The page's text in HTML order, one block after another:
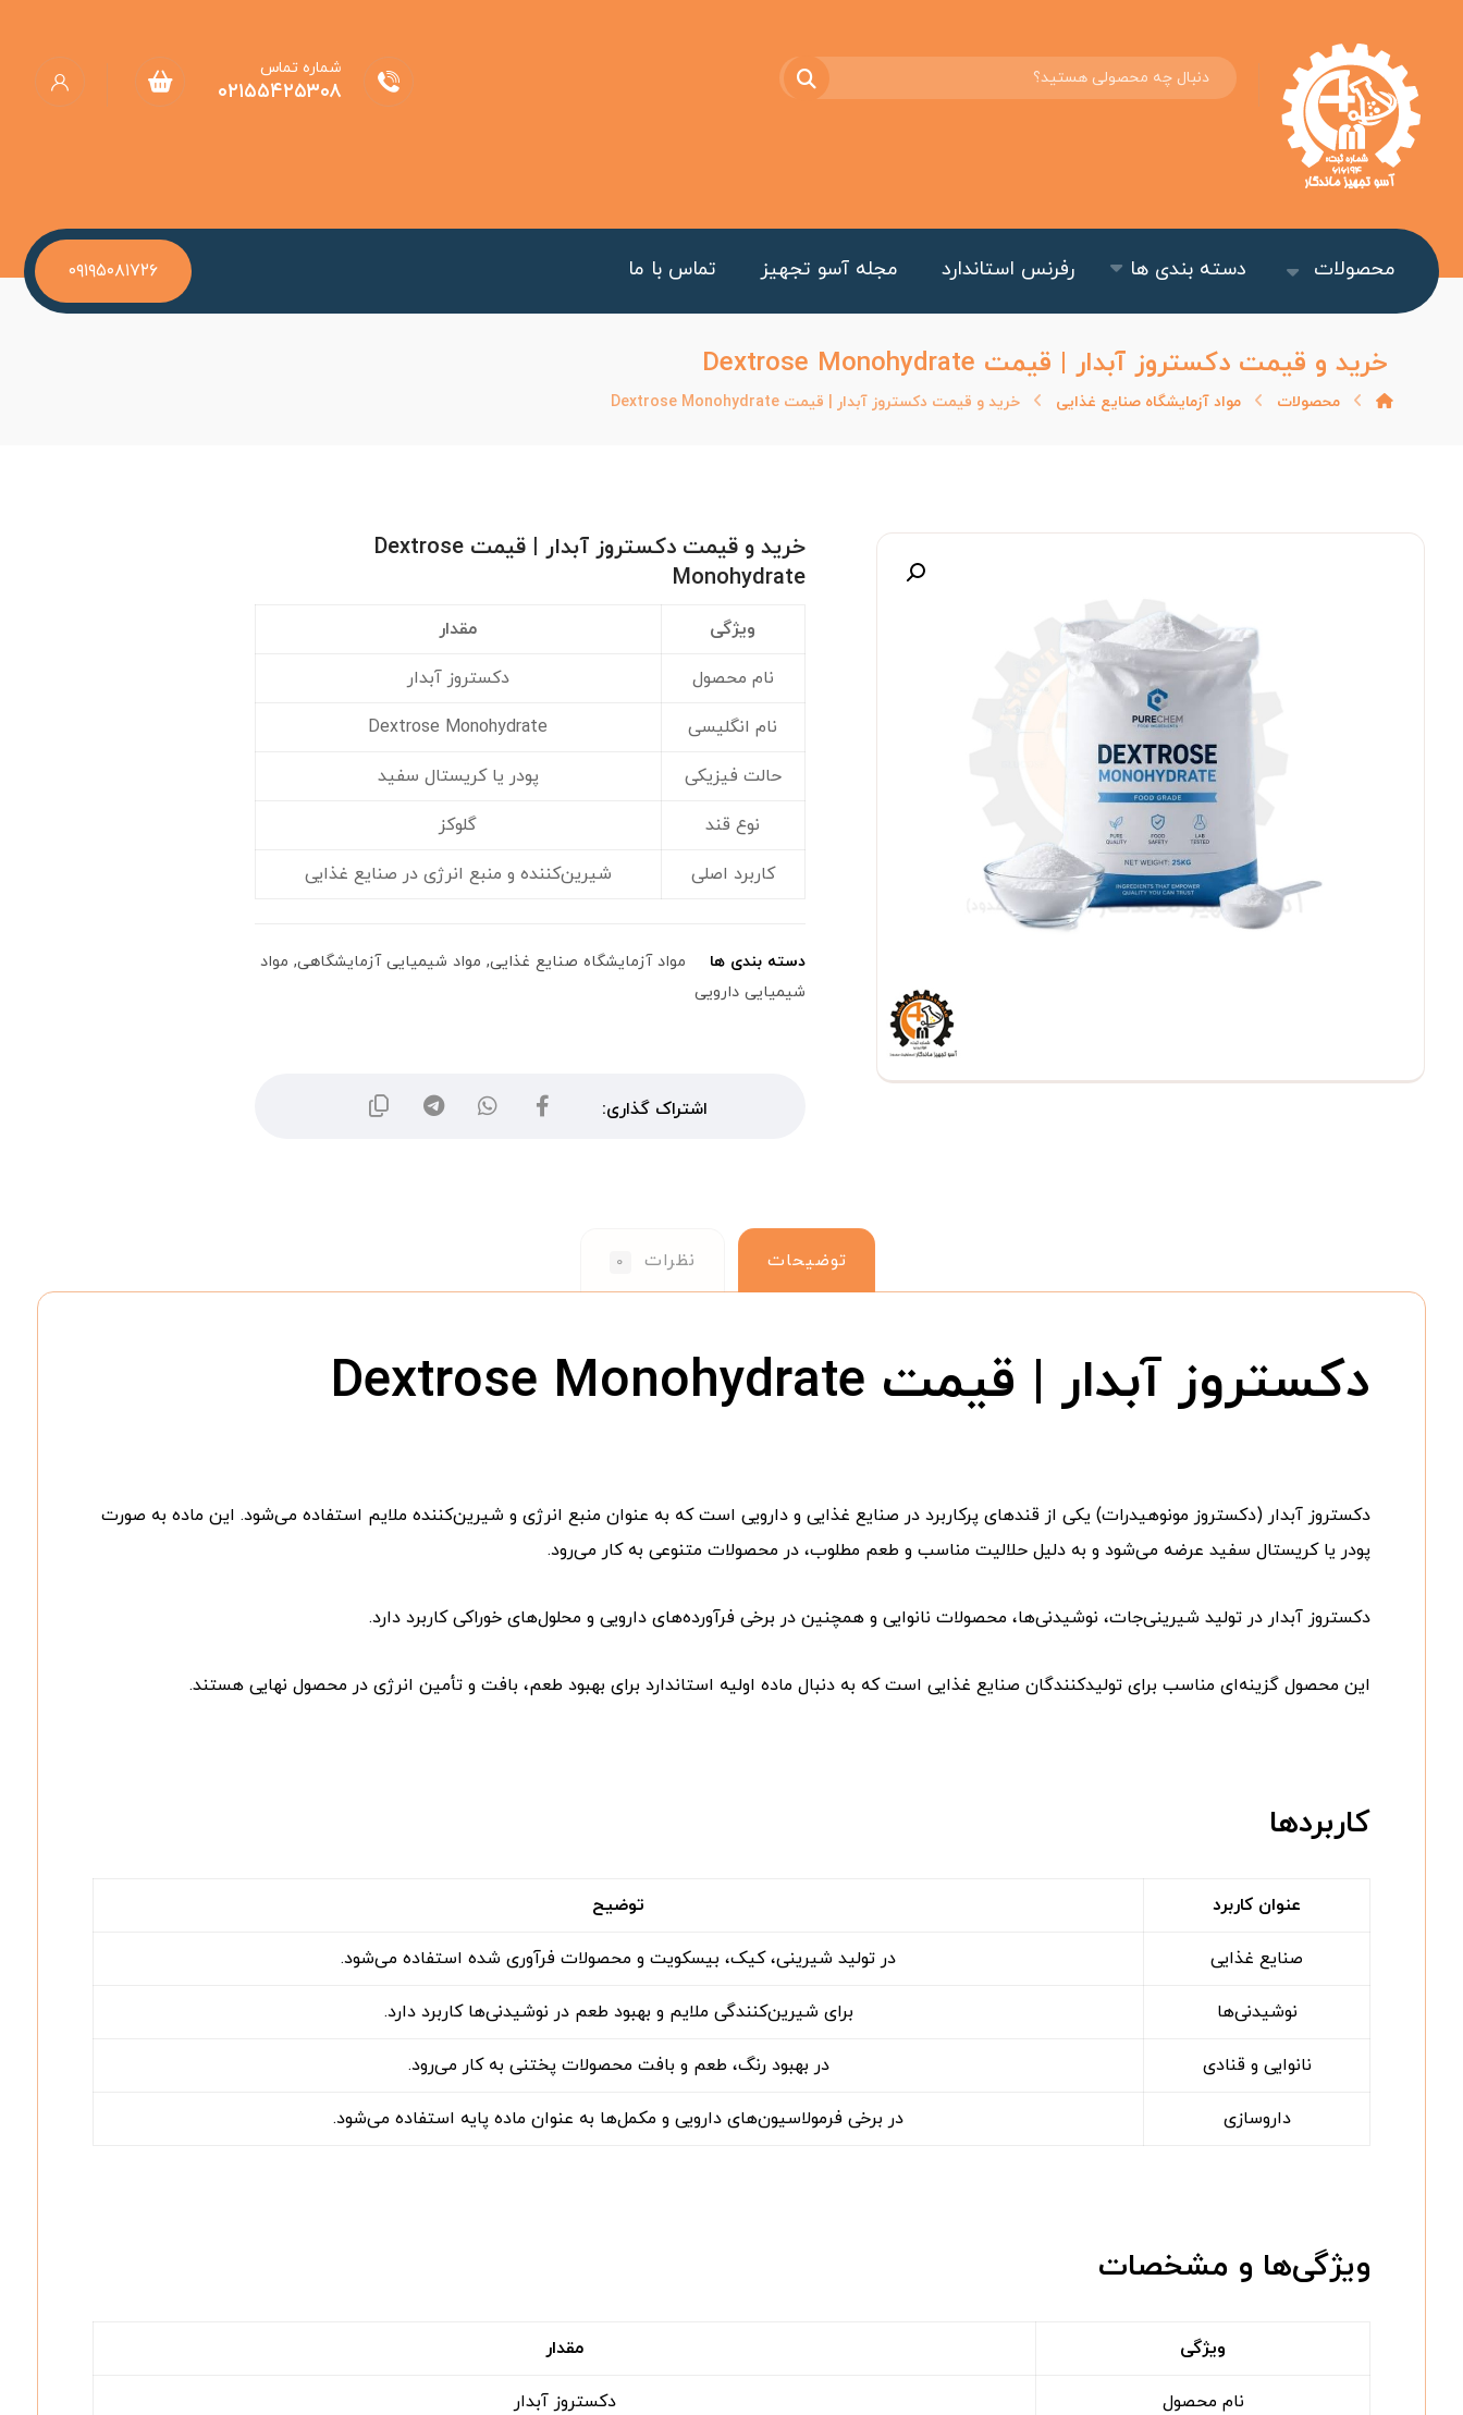
شماره تماس
۰۲۱۵۵۴۲۵۳۰۸
محصولات دسته بندی ها رفرنس استاندارد مجله آسو تجهیز تماس با ما ۰۹۱۹۵۰۸۱۷۲۶
خرید و قیمت دکستروز آبدار | قیمت Dextrose Monohydrate
محصولات مواد آزمایشگاه صنایع غذایی خرید و قیمت دکستروز آبدار | قیمت Dextrose Monohydrate
خرید و قیمت دکستروز آبدار | قیمت Dextrose
Monohydrate
ویژگی مقدار
نام محصول دکستروز آبدار
نام انگلیسی Dextrose Monohydrate
حالت فیزیکی پودر یا کریستال سفید
نوع قند گلوکز
کاربرد اصلی شیرین‌کننده و منبع انرژی در صنایع غذایی
دسته بندی ها مواد آزمایشگاه صنایع غذایی, مواد شیمیایی آزمایشگاهی, مواد
شیمیایی دارویی
توضیحات نظرات ۰
دکستروز آبدار | قیمت Dextrose Monohydrate
دکستروز آبدار (دکستروز مونو‌هیدرات) یکی از قندهای پرکاربرد در صنایع غذایی و دارویی است که به عنوان منبع انرژی و شیرین‌کننده ملایم استفاده می‌شود. این ماده به صورت
پودر یا کریستال سفید عرضه می‌شود و به دلیل حلالیت مناسب و طعم مطلوب، در محصولات متنوعی به کار می‌رود.
دکستروز آبدار در تولید شیرینی‌جات، نوشیدنی‌ها، محصولات نانوایی و همچنین در برخی فرآورده‌های دارویی و محلول‌های خوراکی کاربرد دارد.
این محصول گزینه‌ای مناسب برای تولیدکنندگان صنایع غذایی است که به دنبال ماده اولیه استاندارد برای بهبود طعم، بافت و تأمین انرژی در محصول نهایی هستند.
کاربردها
عنوان کاربرد توضیح
صنایع غذایی در تولید شیرینی، کیک، بیسکویت و محصولات فرآوری شده استفاده می‌شود.
نوشیدنی‌ها برای شیرین‌کنندگی ملایم و بهبود طعم در نوشیدنی‌ها کاربرد دارد.
نانوایی و قنادی در بهبود رنگ، طعم و بافت محصولات پختنی به کار می‌رود.
داروسازی در برخی فرمولاسیون‌های دارویی و مکمل‌ها به عنوان ماده پایه استفاده می‌شود.
ویژگی‌ها و مشخصات
ویژگی مقدار
نام محصول دکستروز آبدار